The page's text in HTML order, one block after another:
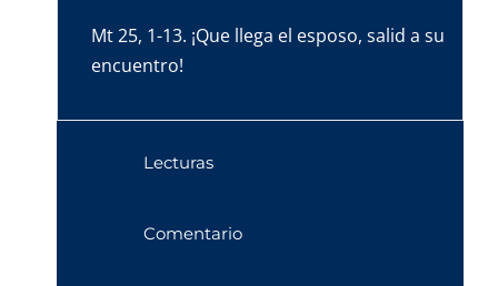
Mt 25, 1-13. ¡Que llega el esposo, salid a su
encuentro!
Lecturas
Comentario